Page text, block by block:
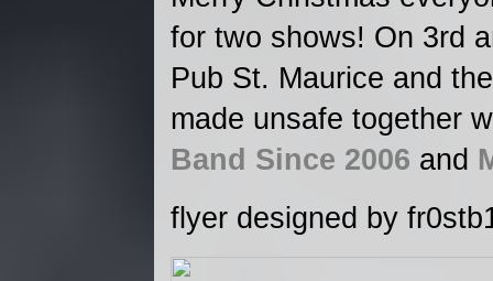
for two shows! On 3rd
Pub St. Maurice and
made unsafe together
Band Since 2006 and
flyer designed by